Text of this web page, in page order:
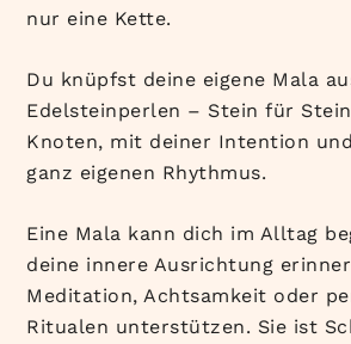
nur eine Kette.
Du knüpfst deine eigene Mala
Edelsteinperlen – Stein für
Knoten, mit deiner Intention
ganz eigenen Rhythmus.
Eine Mala kann dich im Alltag
deine innere Ausrichtung
Meditation, Achtsamkeit oder
Ritualen unterstützen. Sie ist